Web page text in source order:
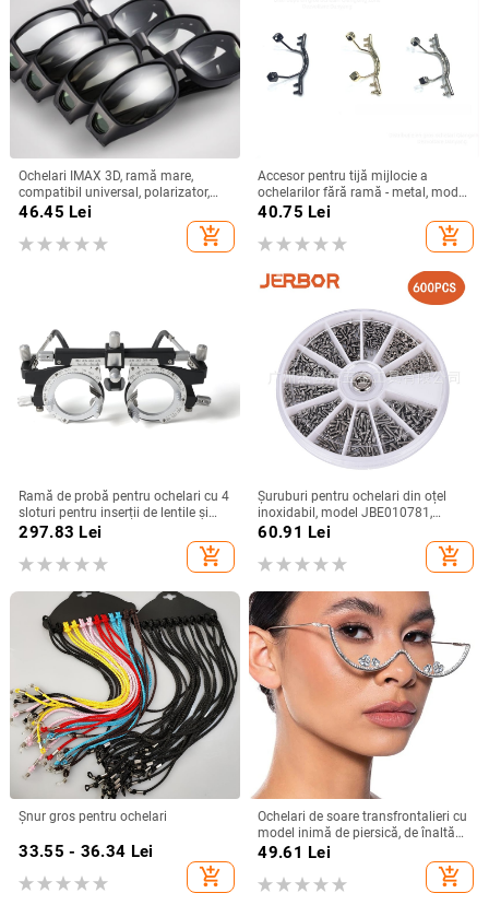
Ochelari IMAX 3D, ramă mare,
compatibil universal, polarizator,
model GY982
46.45 Lei
add_shopping_cart
Accesor pentru tijă mijlocie a
ochelarilor fără ramă - metal, model
dublu, suport pentru nas
40.75 Lei
add_shopping_cart
Ramă de probă pentru ochelari cu 4
sloturi pentru inserții de lentile și
distanță interpupiliară reglabilă de
297.83 Lei
add_shopping_cart
Șuruburi pentru ochelari din oțel
inoxidabil, model JBE010781,
pentru înot, schi, alpinism, călătorii
60.91 Lei
add_shopping_cart
Șnur gros pentru ochelari
33.55 - 36.34 Lei
add_shopping_cart
Ochelari de soare transfrontalieri cu
model inimă de piersică, de înaltă
calitate, cu aspect de podium, de
nișă, de lux, cu stras, pentru femei,
accesorii de modă cu diamante
49.61 Lei
add_shopping_cart